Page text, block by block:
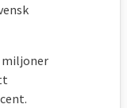
miljoner